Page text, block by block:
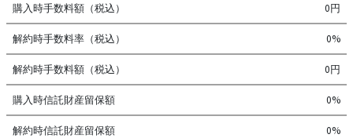
購入時手数料額（税込） 0円
解約時手数料率（税込） 0%
解約時手数料額（税込） 0円
購入時信託財産留保額 0%
解約時信託財産留保額 0%